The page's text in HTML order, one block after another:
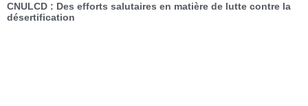
CNULCD : Des efforts salutaires en matière de lutte contre la
désertification